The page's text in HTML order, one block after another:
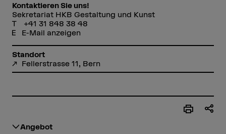
Kontaktieren Sie uns!
Sekretariat HKB Gestaltung und Kunst
+41 31 848 38 48
E-Mail anzeigen
Standort
Fellerstrasse 11, Bern
Angebot